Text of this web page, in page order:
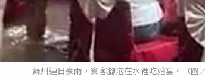
蘇州連日豪雨，賓客腳泡在水裡吃婚宴。（圖